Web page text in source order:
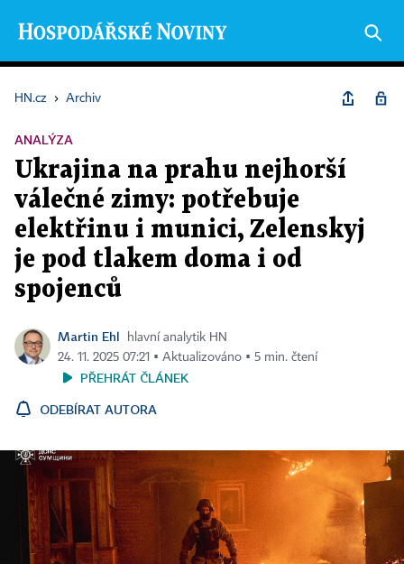
HN.cz › Archiv
ANALÝZA
Ukrajina na prahu nejhorší
válečné zimy: potřebuje
elektřinu i munici, Zelenskyj
je pod tlakem doma i od
spojenců
Martin Ehl
hlavní analytik HN
24. 11. 2025 07:21 ▪ Aktualizováno ▪ 5 min. čtení
PŘEHRÁT ČLÁNEK
ODEBÍRAT AUTORA